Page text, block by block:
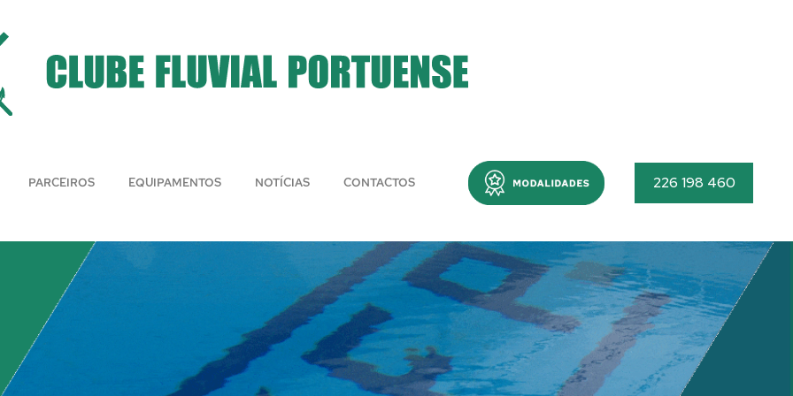
PARCEIROS EQUIPAMENTOS NOTÍCIAS CONTACTOS Menu 226 198 460